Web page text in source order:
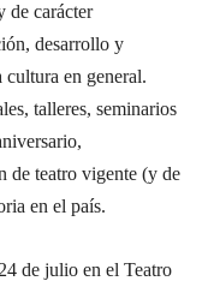
de carácter
desarrollo y
cultura en general.
talleres, seminarios
de teatro vigente (y de
en el país.
de julio en el Teatro